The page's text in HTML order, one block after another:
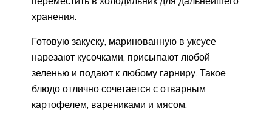
хранения.
Готовую закуску, маринованную в уксусе
нарезают кусочками, присыпают любой
зеленью и подают к любому гарниру. Такое
блюдо отлично сочетается с отварным
картофелем, варениками и мясом.